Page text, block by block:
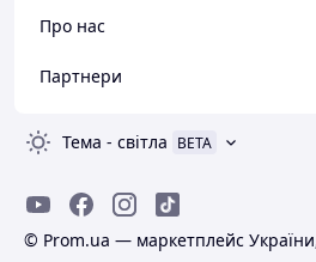
Про нас
Партнери
Тема - світла BETA
© Prom.ua — маркетплейс